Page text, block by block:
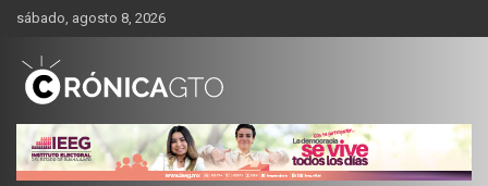
Saltar
contenido
sábado, agosto 8, 2026
CRONICA GUANAJUATO